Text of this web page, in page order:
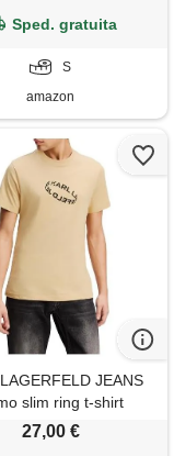
Sped. gratuita
S
amazon
JEANS
slim ring t-shirt
croissant l
27,00 €